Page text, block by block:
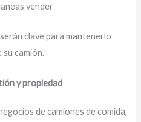
vender
clave para mantenerlo
su camión.
y propiedad
de camiones de comida,